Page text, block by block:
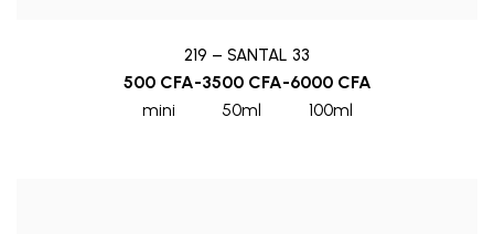
500 CFA
mini
-3500 CFA
50ml
-6000 CFA
100ml
219 – SANTAL 33